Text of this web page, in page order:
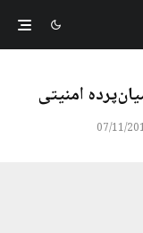
امنیتی
07/11/